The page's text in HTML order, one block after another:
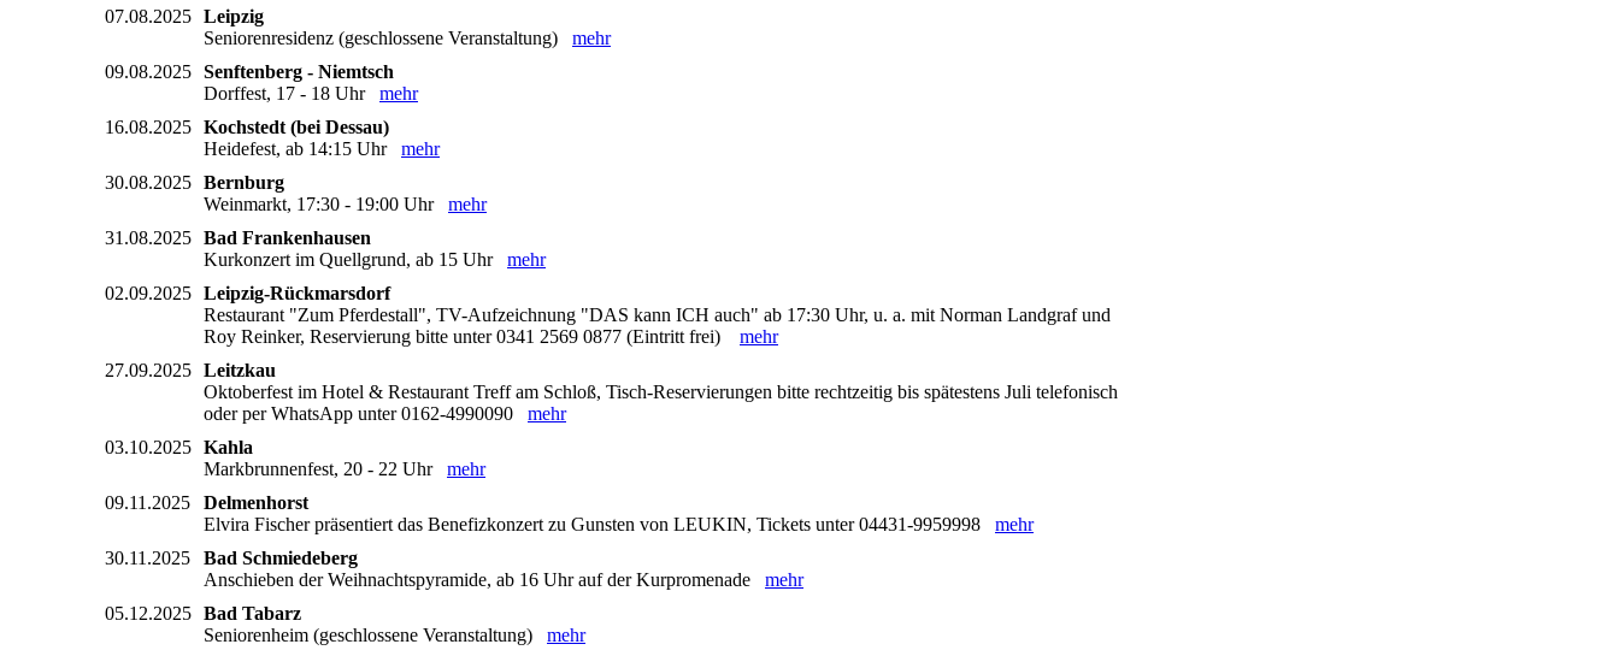
07.08.2025 Leipzig
Seniorenresidenz (geschlossene Veranstaltung) mehr
09.08.2025 Senftenberg - Niemtsch
Dorffest, 17 - 18 Uhr mehr
16.08.2025 Kochstedt (bei Dessau)
Heidefest, ab 14:15 Uhr mehr
30.08.2025 Bernburg
Weinmarkt, 17:30 - 19:00 Uhr mehr
31.08.2025 Bad Frankenhausen
Kurkonzert im Quellgrund, ab 15 Uhr mehr
02.09.2025 Leipzig-Rückmarsdorf
Restaurant "Zum Pferdestall", TV-Aufzeichnung "DAS kann ICH auch" ab 17:30 Uhr, u. a. mit Norman Landgraf und
Roy Reinker, Reservierung bitte unter 0341 2569 0877 (Eintritt frei) mehr
27.09.2025 Leitzkau
Oktoberfest im Hotel & Restaurant Treff am Schloß, Tisch-Reservierungen bitte rechtzeitig bis spätestens Juli telefonisch
oder per WhatsApp unter 0162-4990090 mehr
03.10.2025 Kahla
Markbrunnenfest, 20 - 22 Uhr mehr
09.11.2025
Delmenhorst
Elvira Fischer präsentiert das Benefizkonzert zu Gunsten von LEUKIN, Tickets unter 04431-9959998 mehr
30.11.2025
Bad Schmiedeberg
Anschieben der Weihnachtspyramide, ab 16 Uhr auf der Kurpromenade mehr
05.12.2025 Bad Tabarz
Seniorenheim (geschlossene Veranstaltung) mehr